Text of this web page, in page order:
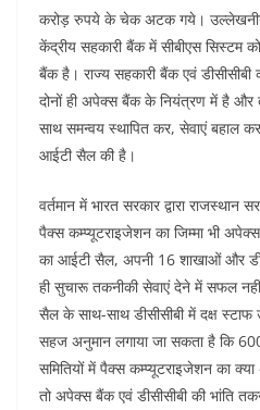
करोड़ रुपये के चेक अटक गये।
केंद्रीय सहकारी बैंक में सीबीएस सिस्टम
बैंक है। राज्य सहकारी बैंक एवं
दोनों ही अपेक्स बैंक के नियंत्रण में है और
साथ समन्वय स्थापित कर, सेवाएं बहाल
आईटी सैल की है।
वर्तमान में भारत सरकार द्वारा राजस्थान
पैक्स कम्प्यूटराइजेशन का जिम्मा भी
का आईटी सैल, अपनी 16 शाखाओं और
ही सुचारू तकनीकी सेवाएं देने में सफल
सैल के साथ-साथ डीसीसीबी में दक्ष
सहज अनुमान लगाया जा सकता है कि
समितियों में पैक्स कम्प्यूटराइजेशन का
तो अपेक्स बैंक एवं डीसीसीबी की भांति